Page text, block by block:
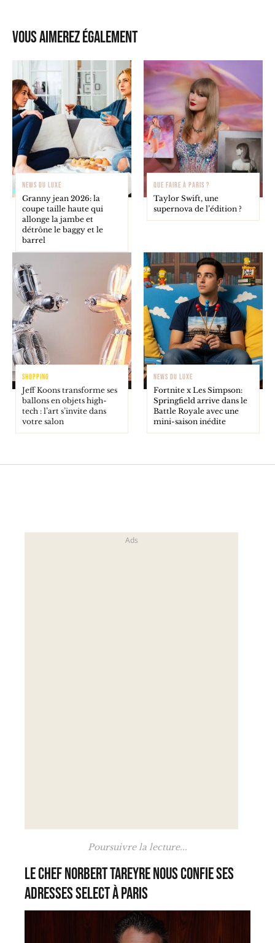
Vous aimerez également
NEWS DU LUXE
Granny jean 2026: la
coupe taille haute qui
allonge la jambe et
détrône le baggy et le
barrel
QUE FAIRE À PARIS ?
Taylor Swift, une
supernova de l’édition ?
SHOPPING
Jeff Koons transforme ses
ballons en objets high-
tech : l’art s’invite dans
votre salon
NEWS DU LUXE
Fortnite x Les Simpson:
Springfield arrive dans le
Battle Royale avec une
mini-saison inédite
Poursuivre la lecture...
Le Chef Norbert Tareyre nous confie ses
adresses Select à Paris